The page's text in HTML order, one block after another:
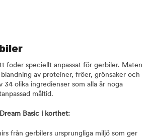
foder speciellt anpassat för gerbiler. Maten
av proteiner, fröer, grönsaker och
34 olika ingredienser som alla är noga
måltid.
Basic i korthet:
från gerbilers ursprungliga miljö som ger